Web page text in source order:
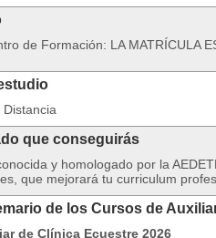
de Formación: LA MATRÍCULA
que conseguirás
y homologado por la
que mejorará tu curriculum
de los Cursos de